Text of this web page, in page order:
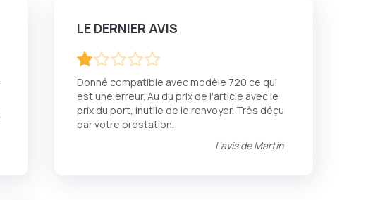
LE DERNIER AVIS
Donné compatible avec modèle 720 ce qui
est une erreur. Au du prix de l'article avec le
prix du port, inutile de le renvoyer. Très déçu
par votre prestation.
L'avis deMartin